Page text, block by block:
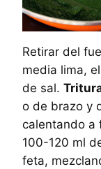
Retirar del
media lima,
de sal.
o de brazo y
calentando a
100-120 ml
feta,